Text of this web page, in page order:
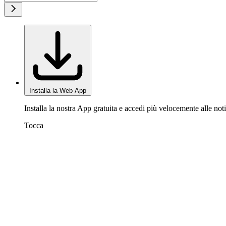
Installa la Web App
Installa la nostra App gratuita e accedi più velocemente alle
Tocca